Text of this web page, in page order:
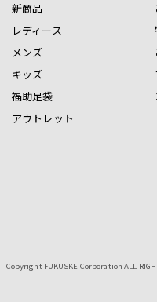
新商品
レディース
メンズ
キッズ
福助足袋
アウトレット
Copyright FUKUSKE Corporation ALL